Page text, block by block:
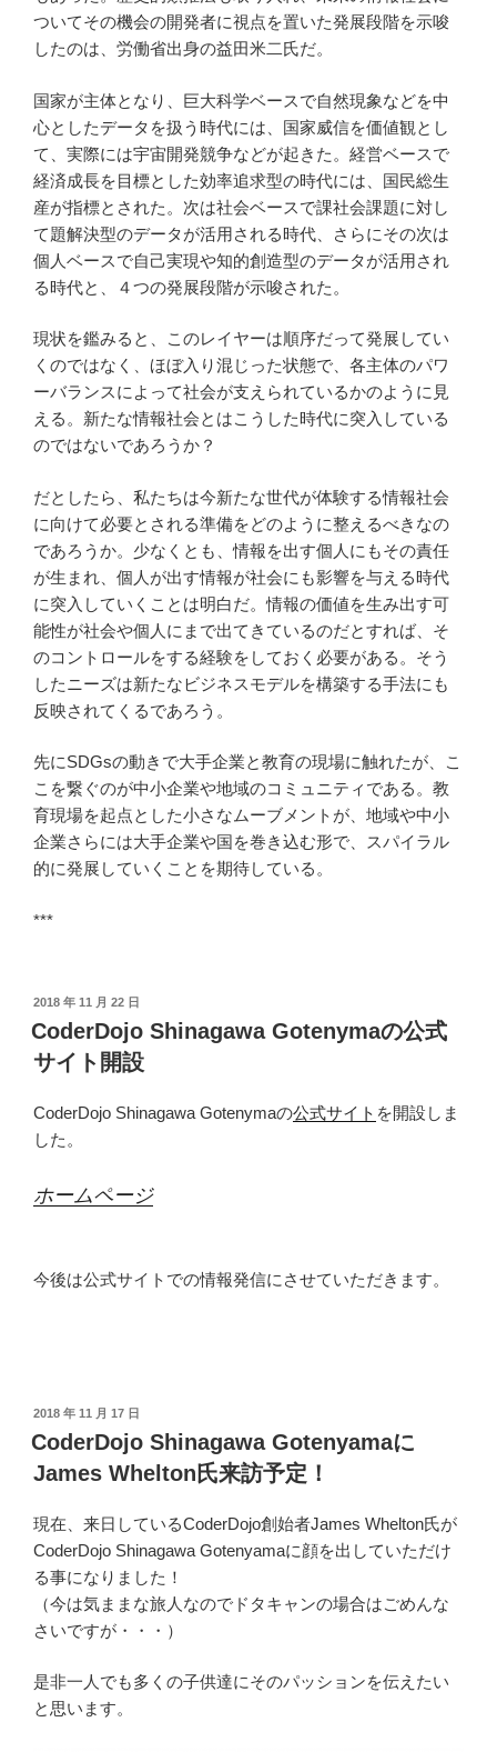
ついてその機会の開発者に視点を置いた発展段階を示唆
したのは、労働省出身の益田米二氏だ。
国家が主体となり、巨大科学ベースで自然現象などを中
心としたデータを扱う時代には、国家威信を価値観とし
て、実際には宇宙開発競争などが起きた。経営ベースで
経済成長を目標とした効率追求型の時代には、国民総生
産が指標とされた。次は社会ベースで課社会課題に対し
て題解決型のデータが活用される時代、さらにその次は
個人ベースで自己実現や知的創造型のデータが活用され
る時代と、４つの発展段階が示唆された。
現状を鑑みると、このレイヤーは順序だって発展してい
くのではなく、ほぼ入り混じった状態で、各主体のパワ
ーバランスによって社会が支えられているかのように見
える。新たな情報社会とはこうした時代に突入している
のではないであろうか？
だとしたら、私たちは今新たな世代が体験する情報社会
に向けて必要とされる準備をどのように整えるべきなの
であろうか。少なくとも、情報を出す個人にもその責任
が生まれ、個人が出す情報が社会にも影響を与える時代
に突入していくことは明白だ。情報の価値を生み出す可
能性が社会や個人にまで出てきているのだとすれば、そ
のコントロールをする経験をしておく必要がある。そう
したニーズは新たなビジネスモデルを構築する手法にも
反映されてくるであろう。
先にSDGsの動きで大手企業と教育の現場に触れたが、こ
こを繋ぐのが中小企業や地域のコミュニティである。教
育現場を起点とした小さなムーブメントが、地域や中小
企業さらには大手企業や国を巻き込む形で、スパイラル
的に発展していくことを期待している。
***
投
稿
日:
2018 年 11 月 22 日
CoderDojo Shinagawa Gotenymaの公式
サイト開設
CoderDojo Shinagawa Gotenymaの公式サイト を開設しま
した。
ホームページ
今後は公式サイトでの情報発信にさせていただきます。
投
稿
日:
2018 年 11 月 17 日
CoderDojo Shinagawa Gotenyamaに
James Whelton氏来訪予定！
現在、来日しているCoderDojo創始者James Whelton氏が
CoderDojo Shinagawa Gotenyamaに顔を出していただけ
る事になりました！
（今は気ままな旅人なのでドタキャンの場合はごめんな
さいですが・・・）
是非一人でも多くの子供達にそのパッションを伝えたい
と思います。